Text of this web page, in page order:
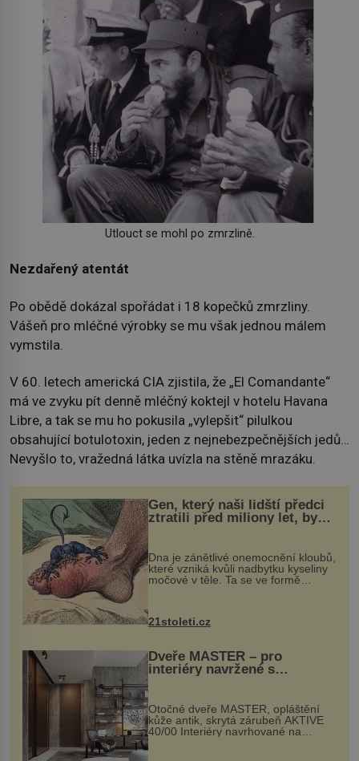
Utlouct se mohl po zmrzlině.
Nezdařený atentát
Po obědě dokázal spořádat i 18 kopečků zmrzliny.
Vášeň pro mléčné výrobky se mu však jednou málem
vymstila.
V 60. letech americká CIA zjistila, že „El Comandante“
má ve zvyku pít denně mléčný koktejl v hotelu Havana
Libre, a tak se mu ho pokusila „vylepšit“ pilulkou
obsahující botulotoxin, jeden z nejnebezpečnějších jedů…
Nevyšlo to, vražedná látka uvízla na stěně mrazáku.
Gen, který naši lidští předci
ztratili před miliony let, by
mohl pomoci s léčbou
„nemoci králů“
Dna je zánětlivé onemocnění kloubů,
které vzniká kvůli nadbytku kyseliny
močové v těle. Ta se ve formě
nohou, a způsobuje bole...
21stoleti.cz
Dveře MASTER – pro
interiéry navržené s
rozumem i vášní!
Otočné dveře MASTER, opláštění
kůže antik, skrytá zárubeň AKTIVE
40/00 Interiéry navrhované na
zakázku často vyžadují atypické
rozměry nejen nábytku, ale i